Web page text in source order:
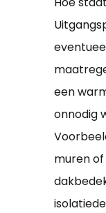
een
onnodig
muren